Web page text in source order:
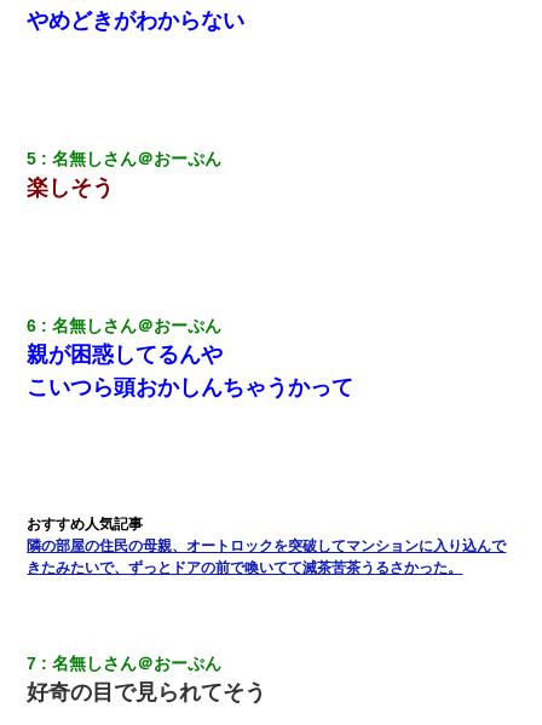
た。
が、兄の同級生と結婚。それを知った兄は荒れ狂い、｢嫁さん、俺
のお古ですが気分はどう？」とメールを送った→
義兄嫁「娘が大学に入ったら下宿させて」私「しつこい、学校斡
張り紙が！大家「面倒はごめんだよ」私「はあ」→警察に行き、
見回りで犯人が捕まったが、それが…｜生活｜ヌルポあんてな
【驚愕】私「今まで育てた分のお金返してね(冗談)」息子「はい、
やめどきがわからない
5 名無しさん＠おーぷん
楽しそう
6 名無しさん＠おーぷん
親が困惑してるんや
こいつら頭おかしんちゃうかって
隣の部屋の住民の母親、オートロックを突破してマンションに入り込んで
きたみたいで、ずっとドアの前で喚いてて滅茶苦茶うるさかった。
7 名無しさん＠おーぷん
好奇の目で見られてそう